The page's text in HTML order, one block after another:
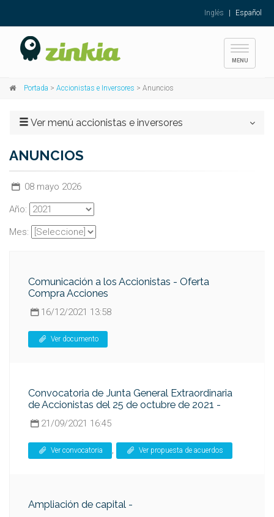
Inglés Español
Toggle
MENU
Portada > Accionistas e Inversores > Anuncios
Ver menú accionistas e inversores
ANUNCIOS
08 mayo 2026
Año:
Mes:
Comunicación a los Accionistas - Oferta
Compra Acciones
16/12/2021 13:58
Ver documento
Convocatoria de Junta General Extraordinaria
de Accionistas del 25 de octubre de 2021 -
21/09/2021 16:45
Ver convocatoria , Ver propuesta de acuerdos
Ampliación de capital -